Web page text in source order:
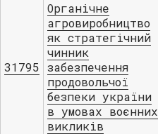
31795
Органічне
агровиробництво
як стратегічний
чинник
забезпечення
продовольчої
безпеки україни
в умовах воєнних
викликів